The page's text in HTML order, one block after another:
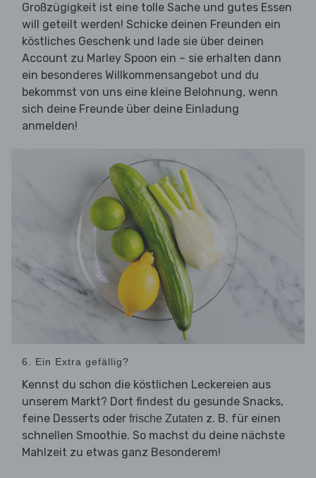
Großzügigkeit ist eine tolle Sache und gutes Essen
will geteilt werden! Schicke deinen Freunden ein
köstliches Geschenk und lade sie über deinen
Account zu Marley Spoon ein – sie erhalten dann
ein besonderes Willkommensangebot und du
bekommst von uns eine kleine Belohnung, wenn
sich deine Freunde über deine Einladung
anmelden!
6. Ein Extra gefällig?
Kennst du schon die köstlichen Leckereien aus
unserem Markt? Dort findest du gesunde Snacks,
feine Desserts oder frische Zutaten z. B. für einen
schnellen Smoothie. So machst du deine nächste
Mahlzeit zu etwas ganz Besonderem!